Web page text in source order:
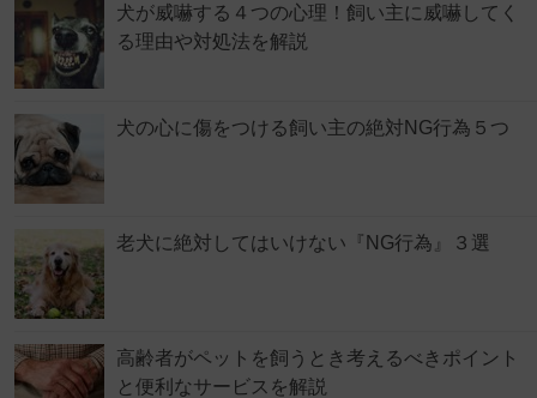
犬が威嚇する４つの心理！飼い主に威嚇してく
る理由や対処法を解説
犬の心に傷をつける飼い主の絶対NG行為５つ
老犬に絶対してはいけない『NG行為』３選
高齢者がペットを飼うとき考えるべきポイント
と便利なサービスを解説